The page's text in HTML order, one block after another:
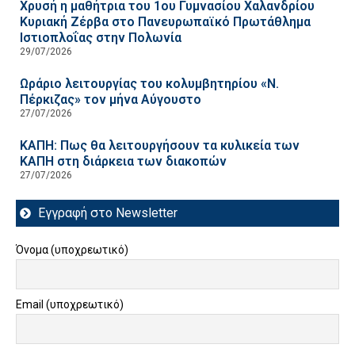
Χρυσή η μαθήτρια του 1ου Γυμνασίου Χαλανδρίου
Κυριακή Ζέρβα στο Πανευρωπαϊκό Πρωτάθλημα
Ιστιοπλοΐας στην Πολωνία
29/07/2026
Ωράριο λειτουργίας του κολυμβητηρίου «Ν.
Πέρκιζας» τον μήνα Αύγουστο
27/07/2026
ΚΑΠΗ: Πως θα λειτουργήσουν τα κυλικεία των
ΚΑΠΗ στη διάρκεια των διακοπών
27/07/2026
Εγγραφή στο Newsletter
Όνομα (υποχρεωτικό)
Email (υποχρεωτικό)